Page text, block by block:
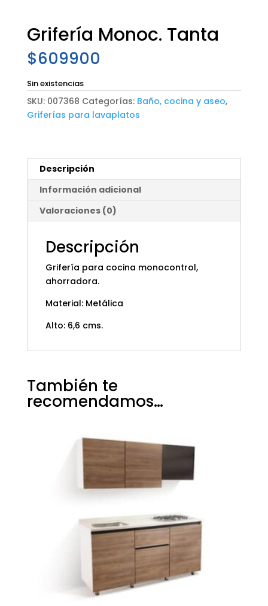
Grifería Monoc. Tanta
$609900
Sin existencias
SKU: 007368 Categorías: Baño, cocina y aseo,
Griferías para lavaplatos
Descripción
Información adicional
Valoraciones (0)
Descripción
Grifería para cocina monocontrol,
ahorradora.
Material: Metálica
Alto: 6,6 cms.
También te
recomendamos…